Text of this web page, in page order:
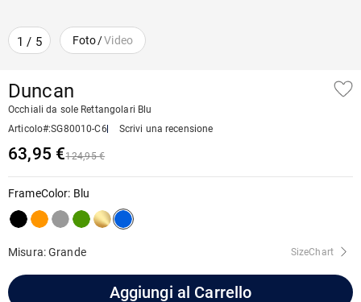
1 / 5 Foto/Video
Duncan
Occhiali da sole Rettangolari Blu
Articolo#:SG80010-C6 Scrivi una recensione
63,95 €124,95 €
FrameColor: Blu
Misura: Grande SizeChart
Aggiungi al Carrello